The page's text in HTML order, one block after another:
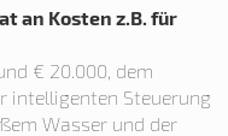
an Kosten z.B. für
€ 20.000, dem
intelligenten Steuerung
Wasser und der